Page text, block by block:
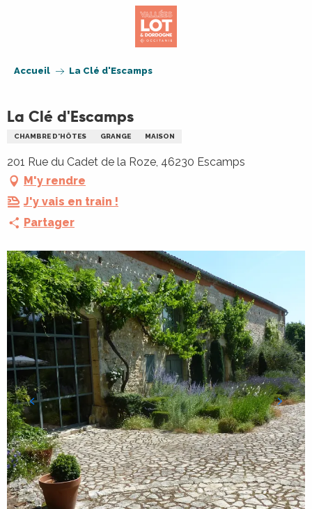
Accueil La Clé d'Escamps
La Clé d'Escamps
CHAMBRE D'HÔTES GRANGE MAISON
201 Rue du Cadet de la Roze, 46230 Escamps
M'y rendre
J'y vais en train !
Partager